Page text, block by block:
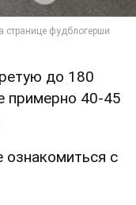
до 180
примерно 40-45
ознакомиться с